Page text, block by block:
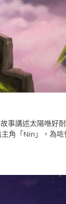
事講述太陽喺好
角「Nin」，為